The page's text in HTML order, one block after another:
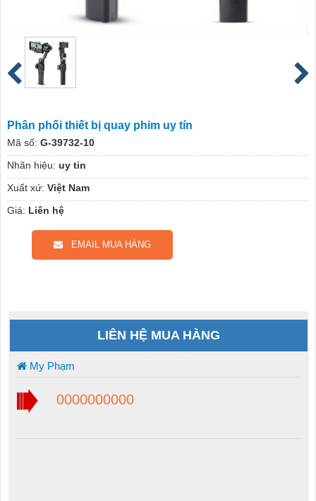
Phân phối thiết bị quay phim uy tín
Mã số: G-39732-10
Nhãn hiệu: uy tin
Xuất xứ: Việt Nam
Giá: Liên hệ
EMAIL MUA HÀNG
LIÊN HỆ MUA HÀNG
My Phạm
0000000000